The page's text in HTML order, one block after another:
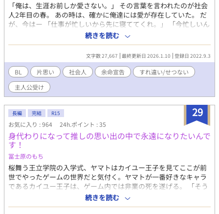
「俺は、生涯お前しか愛さない。」 その言葉を言われたのが社会
人2年目の春。 あの時は、確かに俺達には愛が存在していた。 だ
が、今はー 「仕事が忙しいから先に寝ててくれ。」 「今忙しいん
だ。お前に構ってられない。」 冷たく突き放すような言葉ばかり
を言って家を空ける日が多くなる。 貴方の視界に、俺は映らない
ー。 2人の記念日もずっと1人で祝っている。 あの人を想う一方通
行の「愛」は苦しく、俺の心を蝕んでいく。 そんなある日、体の
不調で病院を受診した際医者から余命宣告を受ける。 あの人の電
話はいつも着信拒否。診断結果を伝えようにも伝えられない。 ー
もういっそ秘密にしたまま、過ごそうかな。ー ※主人公が悲しい
目にあいます。素敵な人に出会わせたいです。 表紙のイラスト
は、Picrew様の[君の世界メーカー]マサキ様からお借りしまし
た。
続きを読む
文字数 27,667 最終更新日 2026.1.10 登録日 2022.9.3
BL 片思い 社会人 余命宣告
すれ違い/せつない
主人公受け
29
長編 完結 R15
お気に入り : 964 24h.ポイント : 35
身代わりになって推しの思い出の中で永遠になりたいんで
す！
冨士原のもち
桜舞う王立学院の入学式、ヤマトはカイユー王子を見てここが前
世でやったゲームの世界だと気付く。ヤマトが一番好きなキャラ
であるカイユー王子は、ゲーム内では非業の死を遂げる。 「そう
だ！カイユーを助けて死んだら、忘れられない恩人として永遠に
なれるんじゃないか？」 前世の死に際のせいで人間不信と恋愛不
続きを読む